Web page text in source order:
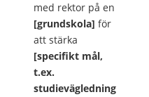
med rektor på en
[grundskola] för
att stärka
[specifikt mål,
t.ex.
studievägledning